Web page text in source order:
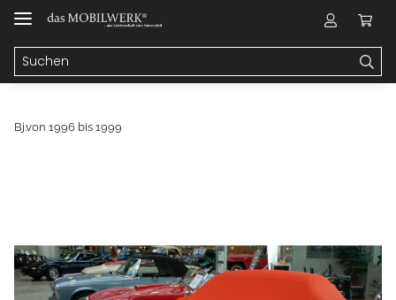
Bj.von 1996 bis 1999